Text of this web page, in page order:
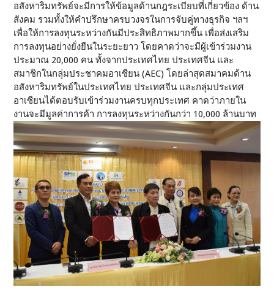
อสังหาริมทรัพย์จะมีการให้ข้อมูลด้านกฎระเบียบที่เกี่ยวข้อง ด้าน
สังคม รวมทั้งให้คำปรึกษาครบวงจรในการจับคู่ทางธุรกิจ ฯลฯ
เพื่อให้การลงทุนระหว่างกันมีประสิทธิภาพมากขึ้น เพื่อส่งเสริม
การลงทุนอย่างยั่งยืนในระยะยาว โดยคาดว่าจะมีผู้เข้าร่วมงาน
ประมาณ 20,000 คน ทั้งจากประเทศไทย ประเทศจีน และ
สมาชิกในกลุ่มประชาคมอาเซียน (AEC) โดยล่าสุดสมาคมด้าน
อสังหาริมทรัพย์ในประเทศไทย ประเทศจีน และกลุ่มประเทศ
อาเซียนได้ตอบรับเข้าร่วมงานครบทุกประเทศ คาดว่าภายใน
งานจะมีมูลค่าการค้า การลงทุนระหว่างกันกว่า 10,000 ล้านบาท